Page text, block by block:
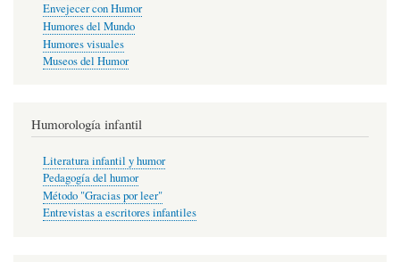
Envejecer con Humor
Humores del Mundo
Humores visuales
Museos del Humor
Humorología infantil
Literatura infantil y humor
Pedagogía del humor
Método "Gracias por leer"
Entrevistas a escritores infantiles